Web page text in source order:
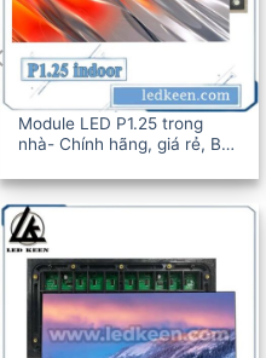
Module LED P1.25 trong
nhà- Chính hãng, giá rẻ, BH